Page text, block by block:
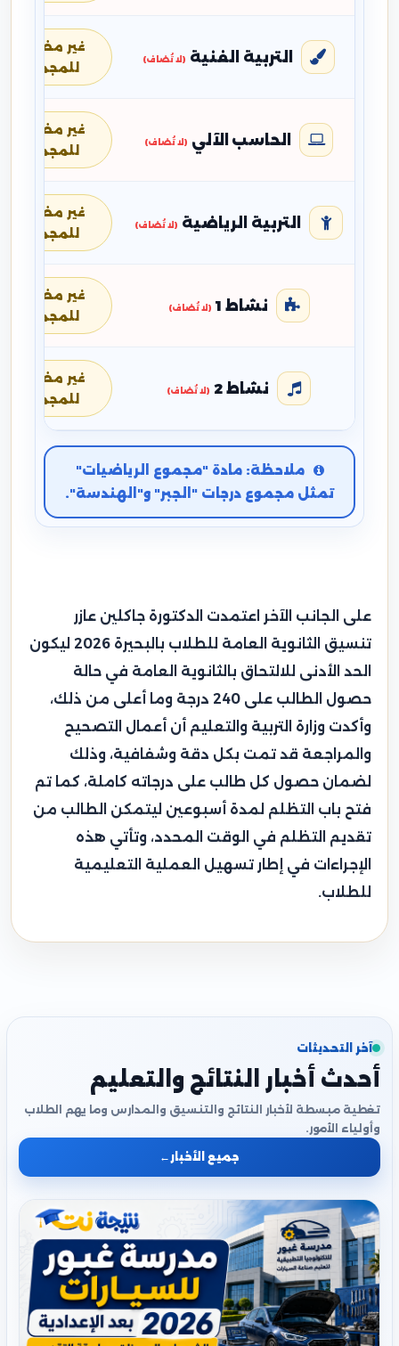
التربية الفنية (لا تُضاف)
غير مضافة
للمجموع
الحاسب الآلي (لا تُضاف)
غير مضافة
للمجموع
التربية الرياضية (لا تُضاف)
غير مضافة
للمجموع
نشاط 1 (لا تُضاف)
غير مضافة
للمجموع
نشاط 2 (لا تُضاف)
غير مضافة
للمجموع
ملاحظة: مادة "مجموع الرياضيات"
تمثل مجموع درجات "الجبر" و"الهندسة".
على الجانب الآخر اعتمدت الدكتورة جاكلين عازر
تنسيق الثانوية العامة للطلاب بالبحيرة 2026 ليكون
الحد الأدنى للالتحاق بالثانوية العامة في حالة
حصول الطالب على 240 درجة وما أعلى من ذلك،
وأكدت وزارة التربية والتعليم أن أعمال التصحيح
والمراجعة قد تمت بكل دقة وشفافية، وذلك
لضمان حصول كل طالب على درجاته كاملة، كما تم
فتح باب التظلم لمدة أسبوعين ليتمكن الطالب من
تقديم التظلم في الوقت المحدد، وتأتي هذه
الإجراءات في إطار تسهيل العملية التعليمية
للطلاب.
آخر التحديثات
أحدث أخبار النتائج والتعليم
تغطية مبسطة لأخبار النتائج والتنسيق والمدارس وما يهم الطلاب
وأولياء الأمور.
جميع الأخبار ←